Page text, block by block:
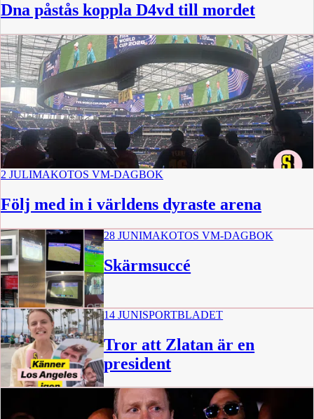
Dna påstås koppla D4vd till mordet
2 JULIMAKOTOS VM-DAGBOK
Följ med in i världens dyraste arena
28 JUNIMAKOTOS VM-DAGBOK
Skärmsuccé
14 JUNISPORTBLADET
Tror att Zlatan är en
president